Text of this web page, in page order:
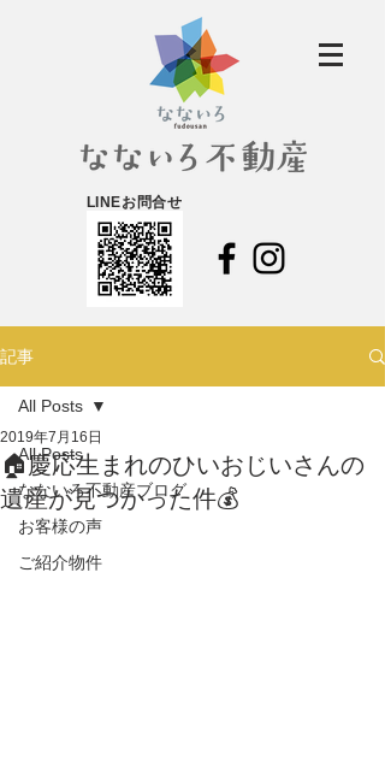
LINEお問合せ
記事
All Posts
なないろ不動産ブログ
お客様の声
ご紹介物件
All Posts
🏠慶応生まれのひいおじいさんの
遺産が見つかった件💰
2019年7月16日